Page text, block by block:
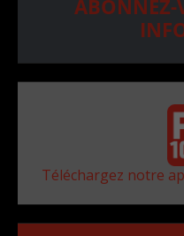
ABONNEZ-
Téléchargez notre